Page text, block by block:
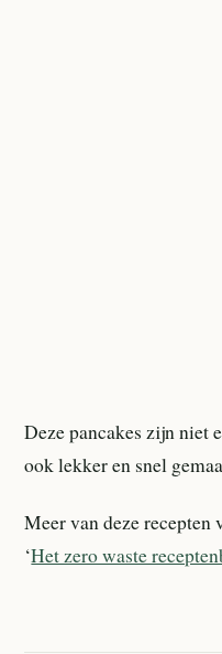
Deze pancakes zijn niet
ook lekker en snel
Meer van deze
‘Het zero waste